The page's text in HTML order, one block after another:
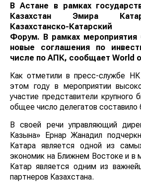
В Астане в рамках
Казахстан Эмира
Казахстанско-Катарский
Форум. В рамках мероприятия
новые соглашения по
числе по АПК, сообщает World
Как отметили в пресс-службе
этом году в мероприятии
участие представители крупного
общее число делегатов составило
В своей речи управляющий
Казына» Ернар Жанадил
Катара является одной из
экономик на Ближнем Востоке и в
Катар является одним из
партнеров Казахстана.